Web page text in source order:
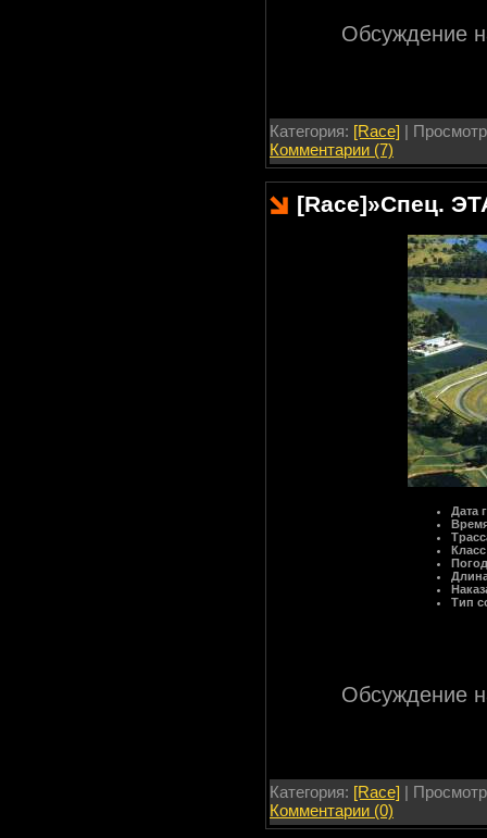
Обсуждение
Категория: [Race] |
Комментарии (7)
[Race]»Спец.
Дата
Тип
Обсуждение
Категория: [Race] |
Комментарии (0)